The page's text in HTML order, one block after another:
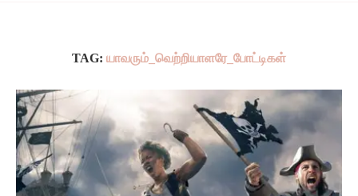
TAG: யாவரும்_வெற்றியாளரே_போட்டிகள்